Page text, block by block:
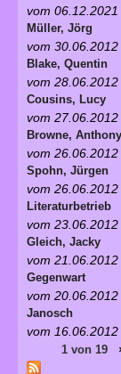
vom 06.12.2021
Müller, Jörg
vom 30.06.2012
Blake, Quentin
vom 28.06.2012
Cousins, Lucy
vom 27.06.2012
Browne, Anthony
vom 26.06.2012
Spohn, Jürgen
vom 26.06.2012
Literaturbetrieb
vom 23.06.2012
Gleich, Jacky
vom 21.06.2012
Gegenwart
vom 20.06.2012
Janosch
vom 16.06.2012
1 von 19